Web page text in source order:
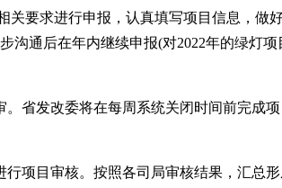
要求进行申报，认真填写项目信息，做
沟通后在年内继续申报(对2022年的绿灯
省发改委将在每周系统关闭时间前完成
项目审核。按照各司局审核结果，汇总